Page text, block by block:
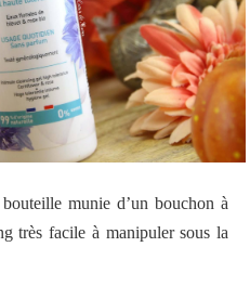
munie d’un bouchon à
très facile à manipuler sous la